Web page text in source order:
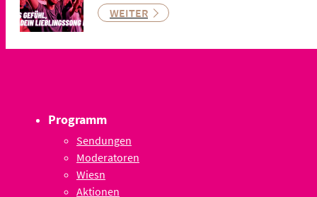
WEITER
Programm
Sendungen
Moderatoren
Wiesn
Aktionen